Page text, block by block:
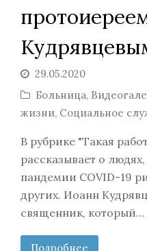
29.05.2020
Больница,
жизни, Социальное
В рубрике "Такая
рассказывает о
пандемии COVID-19
других. Иоанн
священник, который…
Подробнее